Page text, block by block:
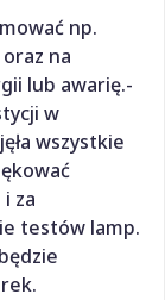
np.
na
lub awarię.-
w
wszystkie
za
testów lamp.